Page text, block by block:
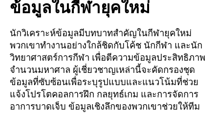
ข้อมูลในกีฬายุคใหม่
นักวิเคราะห์ข้อมูลมีบทบาทสำคัญในกีฬายุคใหม่
พวกเขาทำงานอย่างใกล้ชิดกับโค้ช นักกีฬา และนัก
วิทยาศาสตร์การกีฬา เพื่อตีความข้อมูลประสิทธิภาพ
จำนวนมหาศาล ผู้เชี่ยวชาญเหล่านี้จะคัดกรองชุด
ข้อมูลที่ซับซ้อนเพื่อระบุรูปแบบและแนวโน้มที่ช่วย
แจ้งโปรโตคอลการฝึก กลยุทธ์เกม และการจัดการ
อาการบาดเจ็บ ข้อมูลเชิงลึกของพวกเขาช่วยให้ทีม